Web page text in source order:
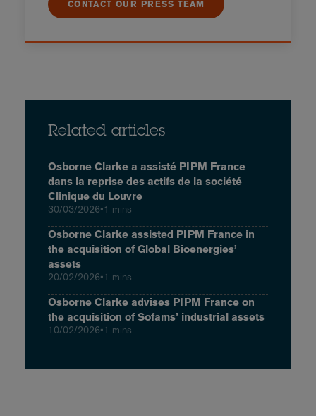
CONTACT OUR PRESS TEAM
Related articles
Osborne Clarke a assisté PIPM France
dans la reprise des actifs de la société
Clinique du Louvre
30/03/2026•1 mins
Osborne Clarke assisted PIPM France in
the acquisition of Global Bioenergies’
assets
20/02/2026•1 mins
Osborne Clarke advises PIPM France on
the acquisition of Sofams’ industrial assets
10/02/2026•1 mins